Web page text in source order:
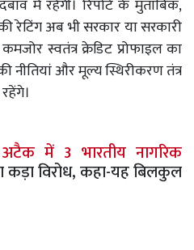
में रहेंगी। रिपोर्ट के मुताबिक,
रेटिंग अब भी सरकार या सरकारी
स्वतंत्र क्रेडिट प्रोफाइल का
नीतियां और मूल्य स्थिरीकरण तंत्र
में 3 भारतीय नागरिक
कड़ा विरोध, कहा-यह बिलकुल